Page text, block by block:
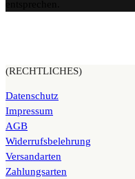
(RECHTLICHES)
Datenschutz
Impressum
AGB
Widerrufsbelehrung
Versandarten
Zahlungsarten